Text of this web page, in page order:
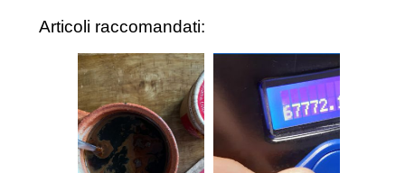
Articoli raccomandati: